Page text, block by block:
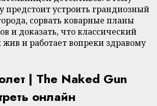
предстоит устроить грандиозный
сорвать коварные планы
и доказать, что классический
и работает вопреки здравому
| The Naked Gun
онлайн